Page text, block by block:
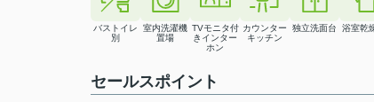
バストイレ
別
室内洗濯機
置場
TVモニタ付
きインター
ホン
カウンター
キッチン
独立洗面台 浴室乾
セールスポイント